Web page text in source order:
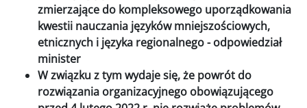
zmierzające do kompleksowego uporządkowania
kwestii nauczania języków mniejszościowych,
etnicznych i języka regionalnego - odpowiedział
minister
W związku z tym wydaje się, że powrót do
rozwiązania organizacyjnego obowiązującego